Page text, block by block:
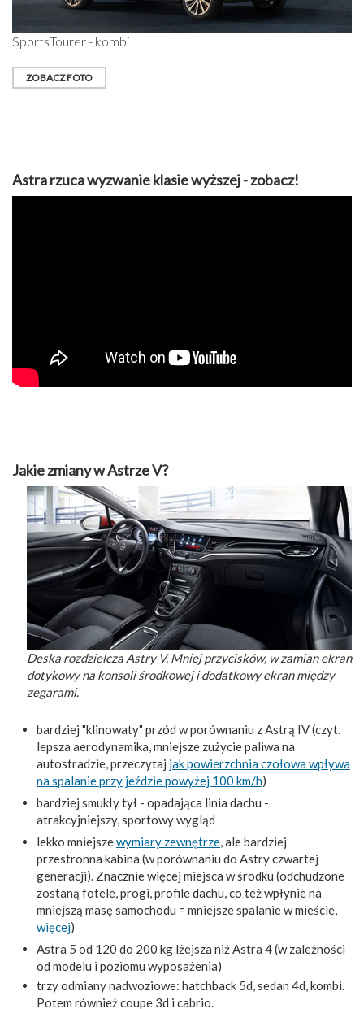
SportsTourer - kombi
ZOBACZ FOTO
Astra rzuca wyzwanie klasie wyższej - zobacz!
Jakie zmiany w Astrze V?
Deska rozdzielcza Astry V. Mniej przycisków, w zamian ekran
dotykowy na konsoli środkowej i dodatkowy ekran między
zegarami.
bardziej "klinowaty" przód w porównaniu z Astrą IV (czyt.
lepsza aerodynamika, mniejsze zużycie paliwa na
autostradzie, przeczytaj jak powierzchnia czołowa wpływa
na spalanie przy jeździe powyżej 100 km/h)
bardziej smukły tył - opadająca linia dachu -
atrakcyjniejszy, sportowy wygląd
lekko mniejszewymiary zewnętrze, ale bardziej
przestronna kabina (w porównaniu do Astry czwartej
generacji). Znacznie więcej miejsca w środku (odchudzone
zostaną fotele, progi, profile dachu, co też wpłynie na
mniejszą masę samochodu = mniejsze spalanie w mieście,
więcej)
Astra 5 od 120 do 200 kg lżejsza niż Astra 4 (w zależności
od modelu i poziomu wyposażenia)
trzy odmiany nadwoziowe: hatchback 5d, sedan 4d, kombi.
Potem również coupe 3d i cabrio.